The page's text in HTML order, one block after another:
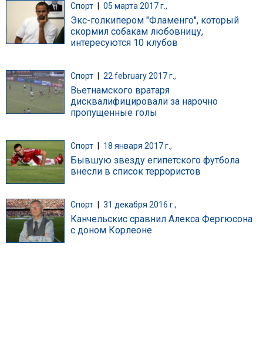
Спорт | 05 марта 2017 г.,
Экс-голкипером "Фламенго", который
скормил собакам любовницу,
интересуются 10 клубов
Спорт 22 february 2017 г.,
Вьетнамского вратаря
дисквалифицировали за нарочно
пропущенные голы
Спорт 18 января 2017 г.,
Бывшую звезду египетского футбола
внесли в список террористов
Спорт 31 декабря 2016 г.,
Канчельскис сравнил Алекса Фергюсона
с доном Корлеоне